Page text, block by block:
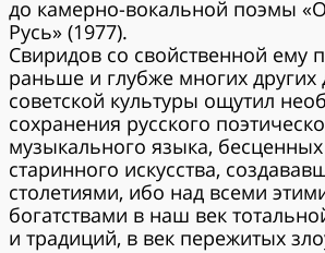
до камерно-вокальной поэмы
Русь» (1977).
Свиридов со свойственной ему
раньше и глубже многих других
советской культуры ощутил
сохранения русского
музыкального языка,
старинного искусства,
столетиями, ибо над всеми
богатствами в наш век
и традиций, в век пережитых